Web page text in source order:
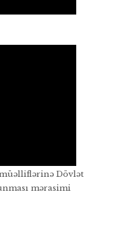
müəlliflərinə Dövlət
mərasimi